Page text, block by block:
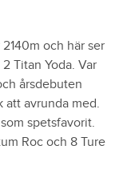
och här ser
Titan Yoda. Var
årsdebuten
att avrunda med.
spetsfavorit.
Roc och 8 Ture